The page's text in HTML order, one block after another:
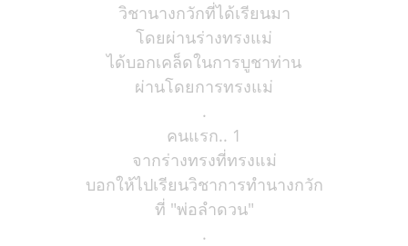
วิชานางกวักที่ได้เรียนมา
โดยผ่านร่างทรงแม่
ได้บอกเคล็ดในการบูชาท่าน
ผ่านโดยการทรงแม่
.
คนแรก.. 1
จากร่างทรงที่ทรงแม่
บอกให้ไปเรียนวิชาการทำนางกวัก
ที่ "พ่อลำดวน"
.